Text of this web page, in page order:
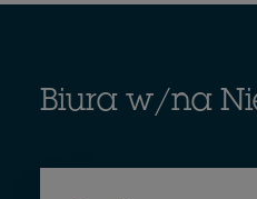
Biura w/na